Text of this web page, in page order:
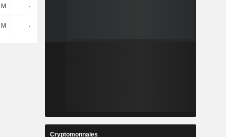
449 M
449 M
Cryptomonnaies